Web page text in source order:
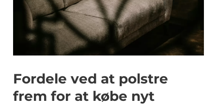
Fordele ved at polstre
frem for at købe nyt